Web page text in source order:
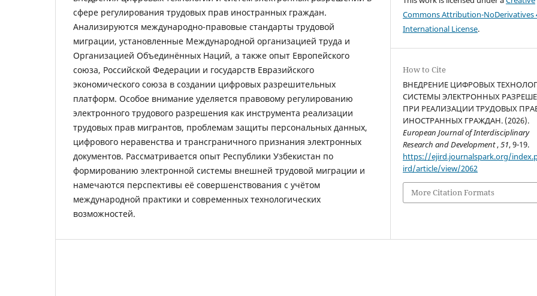
сфере регулирования трудовых прав иностранных граждан.
Анализируются международно-правовые стандарты трудовой
миграции, установленные Международной организацией труда и
Организацией Объединённых Наций, а также опыт Европейского
союза, Российской Федерации и государств Евразийского
экономического союза в создании цифровых разрешительных
платформ. Особое внимание уделяется правовому регулированию
электронного трудового разрешения как инструмента реализации
трудовых прав мигрантов, проблемам защиты персональных данных,
цифрового неравенства и трансграничного признания электронных
документов. Рассматривается опыт Республики Узбекистан по
формированию электронной системы внешней трудовой миграции и
намечаются перспективы её совершенствования с учётом
международной практики и современных технологических
возможностей.
Commons Attribution-NoDerivatives
International License.
How to Cite
ВНЕДРЕНИЕ ЦИФРОВЫХ
СИСТЕМЫ ЭЛЕКТРОННЫХ
ПРИ РЕАЛИЗАЦИИ ТРУДОВЫХ
ИНОСТРАННЫХ ГРАЖДАН. (2026).
European Journal of Interdisciplinary
Research and Development,51, 9-19.
https://ejird.journalspark.org/
ird/article/view/2062
More Citation Formats